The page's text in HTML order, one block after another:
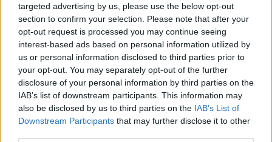
targeted advertising by us, please use the below opt-out
section to confirm your selection. Please note that after your
opt-out request is processed you may continue seeing
interest-based ads based on personal information utilized by
us or personal information disclosed to third parties prior to
your opt-out. You may separately opt-out of the further
disclosure of your personal information by third parties on the
IAB’s list of downstream participants. This information may
also be disclosed by us to third parties on the IAB’s List of
Downstream Participants that may further disclose it to other
BEAUTY
Το beauty trend του TikTok είναι τόσο γλυκό όσο
ακούγεται -Κάνει τα χείλη ζουμερά, έχει κάτι από
μαρμελάδα
⸻ 24 MAR 2024